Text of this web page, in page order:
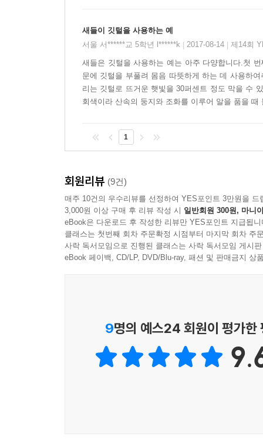
새들이 깃털을 사용하는 예
서울 서******교 5학년 l******k
2017-08-14 제14회
새들은 깃털을 사용하는 예는 아주 다양합니다.첫
문에 깃털을 부풀려 몸음 따뜻하게 하는 데 사용하
리는 깃털로 뜨거운 햇빛을 30퍼센트 정도 막을 수
회색이라 산속의 둥지와 조화를 이루어 알을 품을
1
회원리뷰 (9건)
매주 10건의 우수리뷰를 선정하여 YES포인트 3만원을 드
3,000원 이상 구매 후 리뷰 작성 시 일반회원 300원, 마니
eBook은 다운로드 후 작성한 리뷰만 YES포인트 지급됩니
클래스는 첫번째 회차 주문확정 시점부터 마지막 회차 주
사락 독서모임으로 진행된 클래스는 사락 독서모임 게시
eBook 페이백, CD/LP, DVD/Blu-ray, 패션 및 판매금지 상
9명의 예스24 회원이 평가한